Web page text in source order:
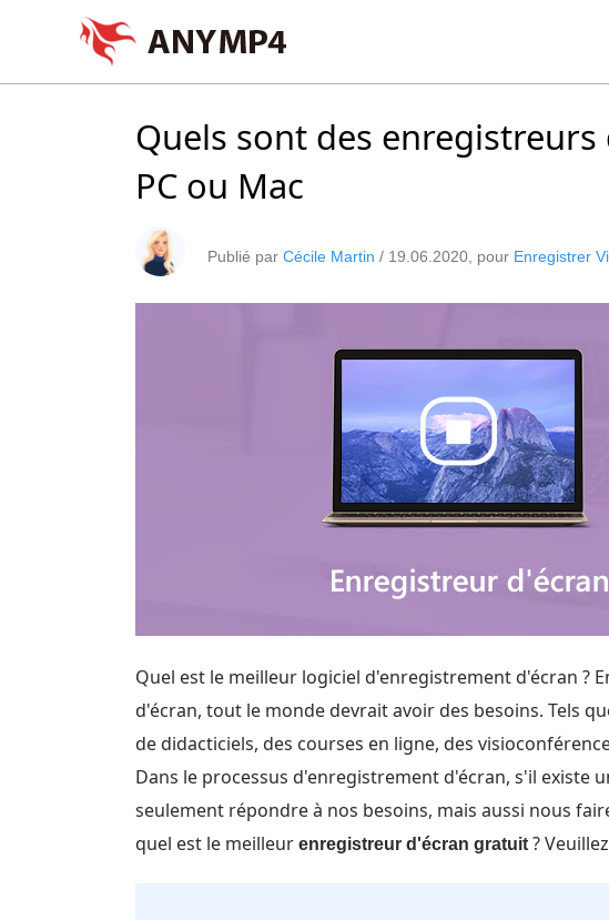
Quels sont des
PC ou Mac
Publié par Cécile Martin / 19.06.2020 , pour Enregistrer
Quel est le meilleur logiciel d'enregistrement d'écran ?
d'écran, tout le monde devrait avoir des besoins. Tels
de didacticiels, des courses en ligne, des
Dans le processus d'enregistrement d'écran, s'il existe
seulement répondre à nos besoins, mais aussi nous
quel est le meilleur enregistreur d'écran gratuit ?